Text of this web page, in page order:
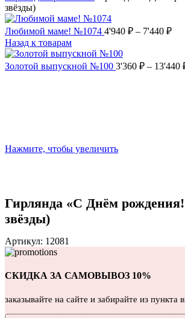
звёзды)
Любимой маме! №1074 4'940 ₽ – 7'440 ₽
Назад к товарам
Золотой выпускной №100 3'360 ₽ – 13'440
Нажмите, чтобы увеличить
Гирлянда «С Днём
звёзды)
Артикул: 12081
СКИДКА ЗА САМОВЫВОЗ 10%
заказывайте на сайте и забирайте из пункта